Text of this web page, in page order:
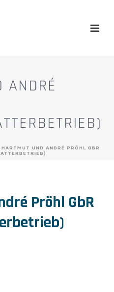
ANDRÉ
UND ANDRÉ PRÖHL GBR
Pröhl GbR